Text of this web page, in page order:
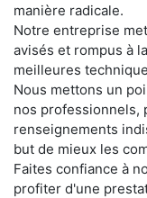
manière radicale.
Notre entreprise
avisés et rompus à
meilleures
Nous mettons un
nos professionnels,
renseignements
but de mieux les
Faites confiance à
profiter d'une